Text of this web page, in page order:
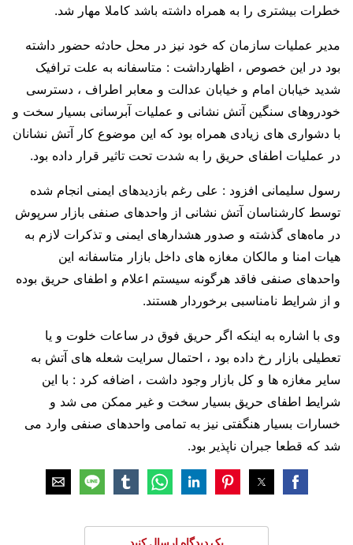
خطرات بیشتری را به همراه داشته باشد کاملا مهار شد.
مدیر عملیات سازمان که خود نیز در محل حادثه حضور داشته
بود در این خصوص ، اظهارداشت : متاسفانه به علت ترافیک
شدید خیابان امام و خیابان عدالت و معابر اطراف ، دسترسی
خودروهای سنگین آتش نشانی و عملیات آبرسانی بسیار سخت و
با دشواری های زیادی همراه بود که این موضوع کار آتش نشانان
در عملیات اطفای حریق را به شدت تحت تاثیر قرار داده بود.
رسول سلیمانی افزود : علی رغم بازدیدهای ایمنی انجام شده
توسط کارشناسان آتش نشانی از واحد‌های صنفی بازار سرپوش
در ماه‌های گذشته و صدور هشدارهای ایمنی و تذکرات لازم به
هیات امنا و مالکان مغازه های داخل بازار متاسفانه این
واحد‌های صنفی فاقد هرگونه سیستم اعلام و اطفای حریق بوده
و از شرایط نامناسبی برخوردار هستند.
وی با اشاره به اینکه اگر حریق فوق در ساعات خلوت و یا
تعطیلی بازار رخ داده بود ، احتمال سرایت شعله های آتش به
سایر مغازه ها و کل بازار وجود داشت ، اضافه کرد : با این
شرایط اطفای حریق بسیار سخت و غیر ممکن می شد و
خسارات بسیار هنگفتی نیز به تمامی واحد‌های صنفی وارد می
شد که قطعا جبران ناپذیر بود.
یک دیدگاه ارسال کنید